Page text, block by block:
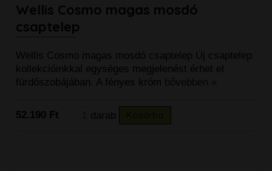
Wellis Cosmo magas mosdó
csaptelep
Wellis Cosmo magas mosdó csaptelep Új csaptelep
kollekcióinkkal egységes megjelenést érhet el
fürdőszobájában. A fényes króm bővebben »
52.190 Ft darab